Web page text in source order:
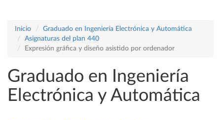
Inicio
Graduado en Ingeniería Electrónica y Automática
Asignaturas del plan 440
Expresión gráfica y diseño asistido por ordenador
Graduado en Ingeniería
Electrónica y Automática